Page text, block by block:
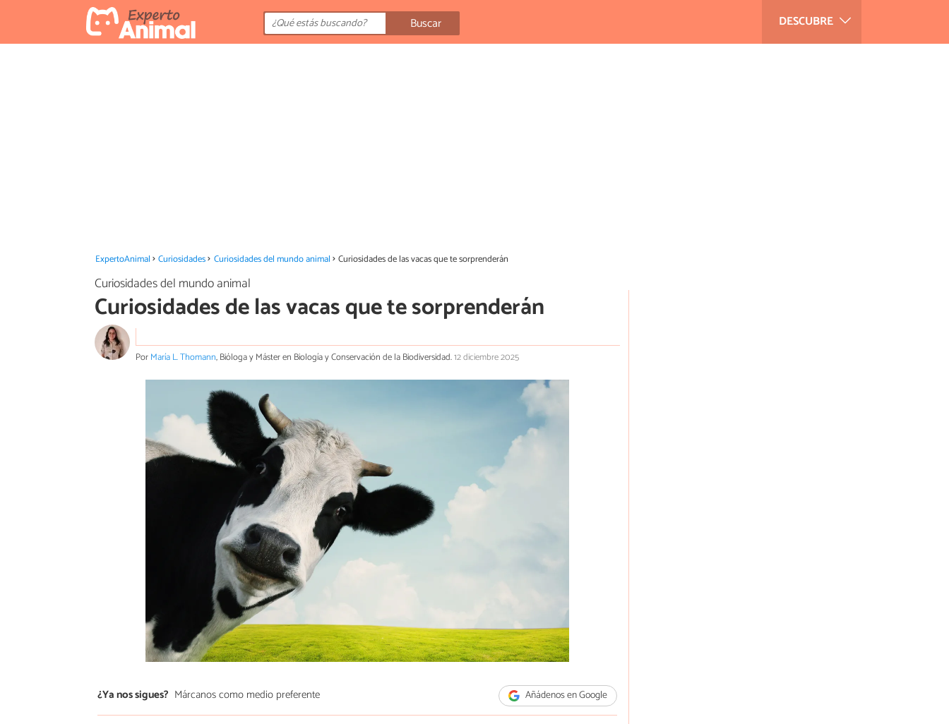
DESCUBRE
Buscar
ExpertoAnimal Curiosidades Curiosidades del mundo animal Curiosidades de las vacas que te sorprenderán
Curiosidades del mundo animal
Curiosidades de las vacas que te sorprenderán
PorMaría L. Thomann, Bióloga y Máster en Biología y Conservación de la Biodiversidad.12 diciembre 2025
¿Ya nos sigues? Márcanos como medio preferente Añádenos en Google